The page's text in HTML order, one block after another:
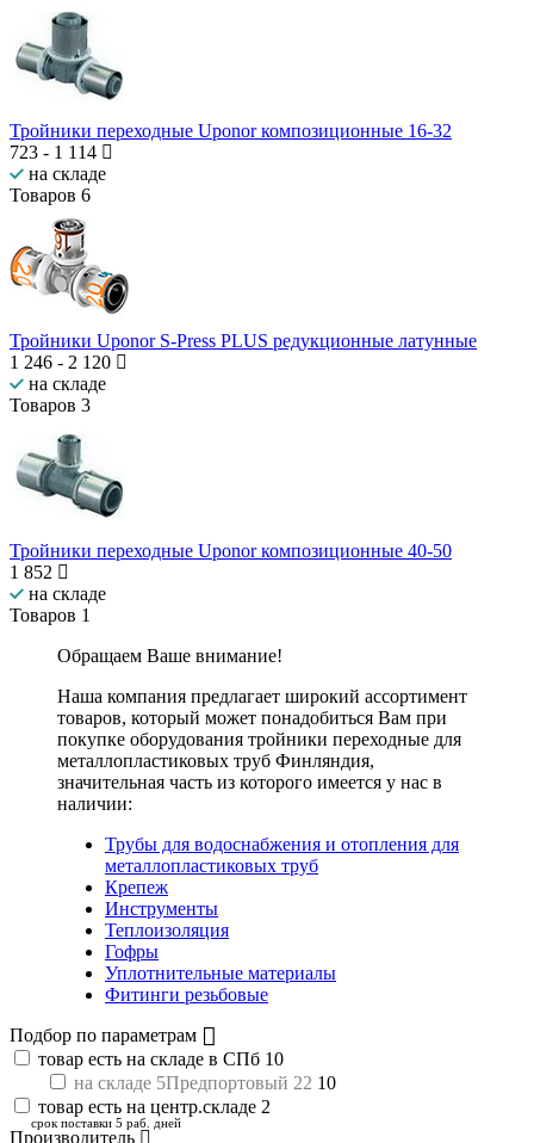
Тройники переходные Uponor композиционные 16-32
723 - 1 114
на складе
Товаров 6
Тройники Uponor S-Press PLUS редукционные латунные
1 246 - 2 120
на складе
Товаров 3
Тройники переходные Uponor композиционные 40-50
1 852
на складе
Товаров 1
Обращаем Ваше внимание!
Наша компания предлагает широкий ассортимент
товаров, который может понадобиться Вам при
покупке оборудования тройники переходные для
металлопластиковых труб Финляндия,
значительная часть из которого имеется у нас в
наличии:
Трубы для водоснабжения и отопления для
металлопластиковых труб
Крепеж
Инструменты
Теплоизоляция
Гофры
Уплотнительные материалы
Фитинги резьбовые
Подбор по параметрам
товар есть на складе в СПб 10
на складе 5Предпортовый 22 10
товар есть на центр.складе 2
срок поставки 5 раб. дней
Производитель